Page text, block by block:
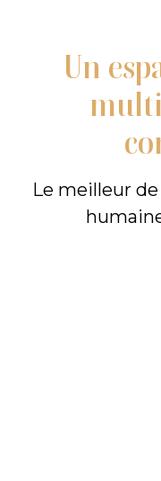
Un
Le meilleur